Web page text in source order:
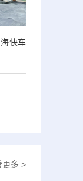
快车
更多 >